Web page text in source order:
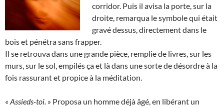
corridor. Puis il avisa la porte, sur la
droite, remarqua le symbole qui était
gravé dessus, directement dans le
bois et pénétra sans frapper.
Il se retrouva dans une grande pièce, remplie de livres, sur les
murs, sur le sol, empilés ça et là dans une sorte de désordre à la
fois rassurant et propice à la méditation.
« Assieds-toi. » Proposa un homme déjà âgé, en libérant un